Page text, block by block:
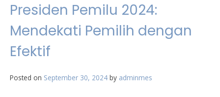
Presiden Pemilu 2024:
Mendekati Pemilih dengan
Efektif
Posted on September 30, 2024 by adminmes